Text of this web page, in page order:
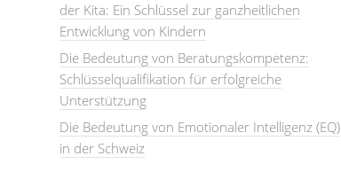
der Kita: Ein Schlüssel zur ganzheitlichen
Entwicklung von Kindern
Die Bedeutung von Beratungskompetenz:
Schlüsselqualifikation für erfolgreiche
Unterstützung
Die Bedeutung von Emotionaler Intelligenz (EQ)
in der Schweiz